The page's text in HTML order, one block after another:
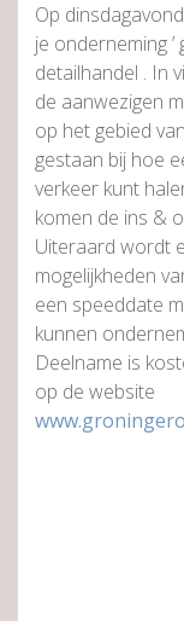
Op
je onderneming
detailhandel . In
de aanwezigen
op het gebied
gestaan bij hoe
verkeer kunt
komen de ins &
Uiteraard wordt
mogelijkheden
een speeddate
kunnen
Deelname is
op de website